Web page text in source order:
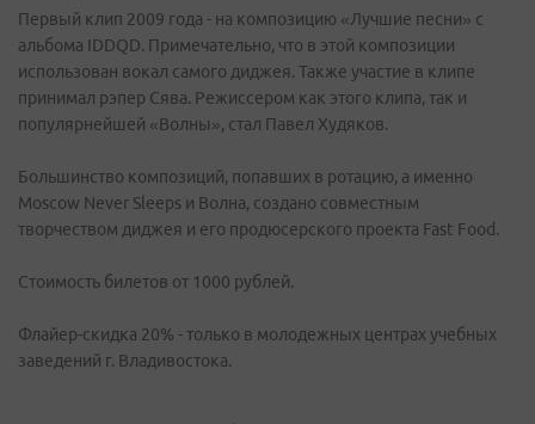
Первый клип 2009 года - на композицию «Лучшие песни» с
альбома IDDQD. Примечательно, что в этой композиции
использован вокал самого диджея. Также участие в клипе
принимал рэпер Сява. Режиссером как этого клипа, так и
популярнейшей «Волны», стал Павел Худяков.
Большинство композиций, попавших в ротацию, а именно
Moscow Never Sleeps и Волна, cоздано совместным
творчеством диджея и его продюсерского проекта Fast Food.
Стоимость билетов от 1000 рублей.
Флайер-скидка 20% - только в молодежных центрах учебных
заведений г. Владивостока.